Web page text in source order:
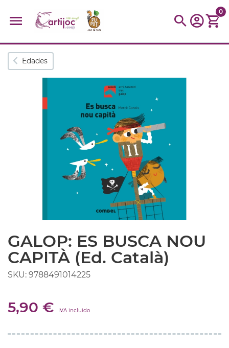
Búsquedas populares
muñeca Parchís Moulin
montessori
kidynight Puzzle
0
Edades
GALOP: ES BUSCA NOU
CAPITÀ (Ed. Català)
SKU: 9788491014225
5,90 € IVA incluido